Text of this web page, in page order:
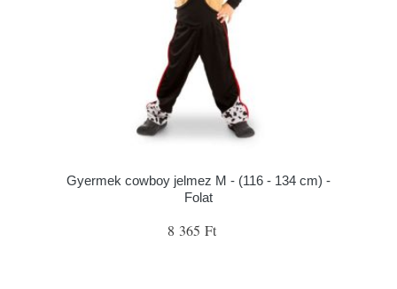
Gyermek cowboy jelmez M - (116 - 134 cm) -
Folat
8 365 Ft